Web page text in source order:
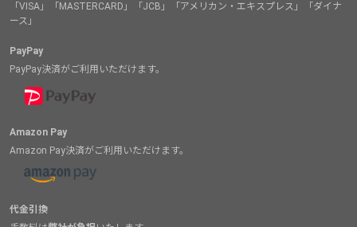
「VISA」「MASTERCARD」「JCB」「アメリカン・エキスプレス」「ダイナ
ース」
PayPay
PayPay決済がご利用いただけます。
Amazon Pay
Amazon Pay決済がご利用いただけます。
代金引換